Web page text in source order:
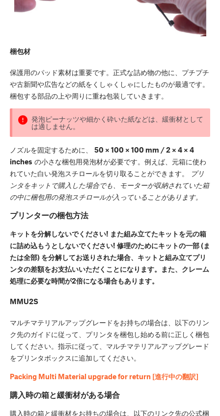
梱包材
保護用のパッド素材は重要です。正式な詰め物の他に、プチプチ
や古新聞や広告などの紙をくしゃくしゃにしたものが最適です。
梱包する部品の上や周りに重ね包装していきます。
発泡ピーナッツや細かく砕いた紙などは、緩衝材として
は適しません。
ノズルを固定するために、 50 × 100 × 100 mm / 2 × 4 × 4
inches の小さな梱包用発泡材が必要です。例えば、元箱に使わ
れていた白い発泡スチロールを切り取ることができます。
プリ
ンタをキットで購入した場合でも、モーターが収納されていた箱
の中に梱包用の発泡スチロールが入っていることがあります。
プリンターの梱包方法
キットを分解しないでください! また組み立てたキットを元の箱
に詰め込もうとしないでください! 修理のためにキットの一部 (ま
たは全部) を分解してお送りされた場合、キットと組み立てプリ
ンタの差額をお支払いいただくことになります。また、クレーム
処理に必要な時間が2倍になる場合もあります。
MMU2S
マルチマテリアルアップグレードをお持ちの場合は、以下のリン
ク先のガイドに従って、プリンタを梱包し始める前に正しく梱包
してください。指示に従って、マルチマテリアルアップグレード
をプリンタボックスに追加してください。
Packing Multi Material upgrade for return [進行中の翻訳]
購入時の箱と緩衝材がある場合
購入時の箱と緩衝材をお持ちの場合は、以下のリンク先の公式梱